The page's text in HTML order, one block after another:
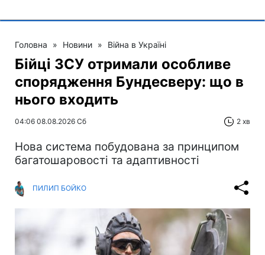
Головна » Новини » Війна в Україні
Бійці ЗСУ отримали особливе
спорядження Бундесверу: що в
нього входить
04:06 08.08.2026 Сб 2 хв
Нова система побудована за принципом
багатошаровості та адаптивності
ПИЛИП БОЙКО